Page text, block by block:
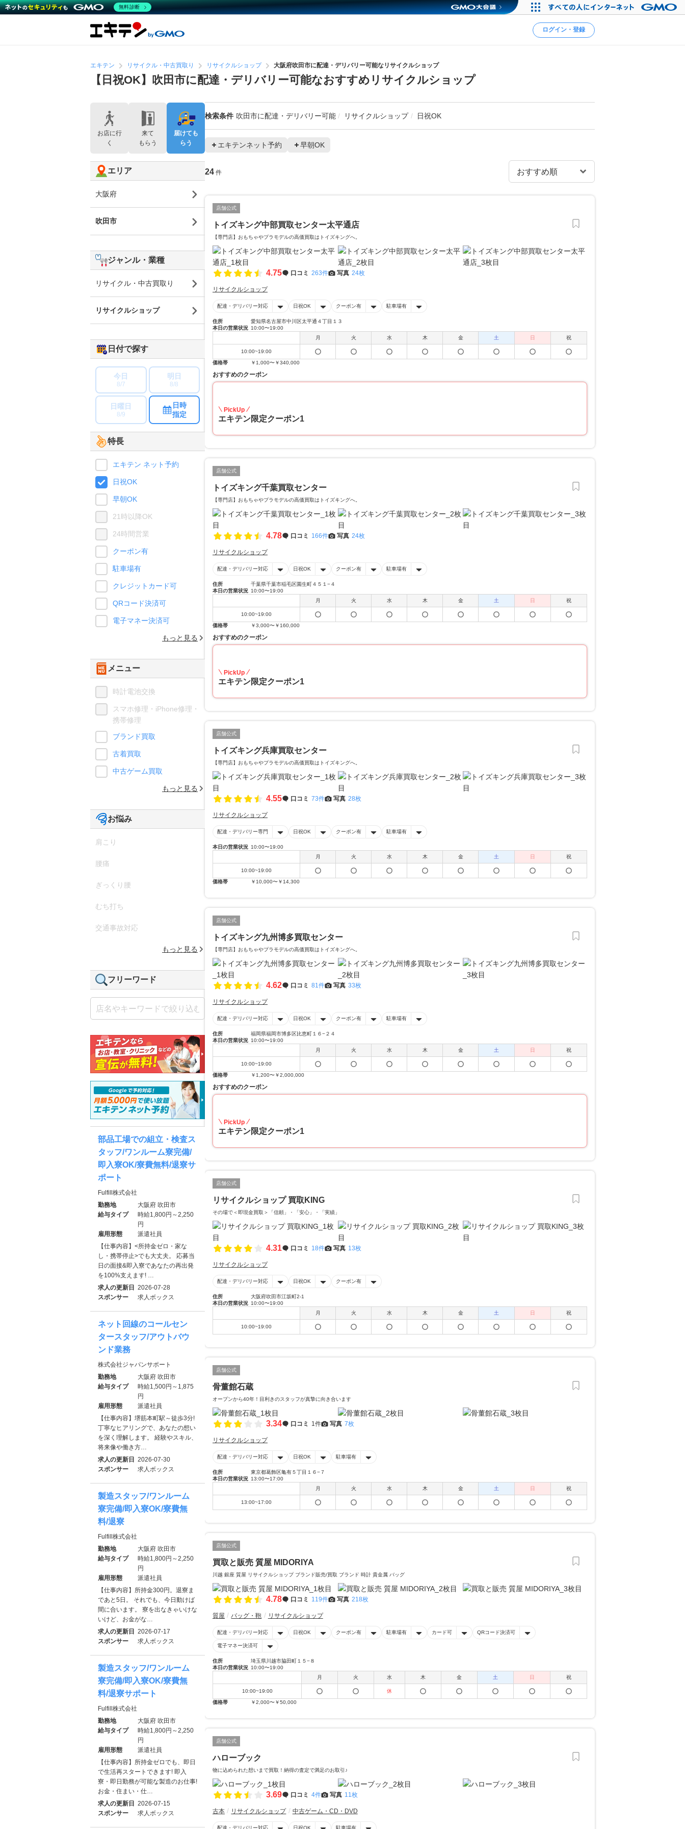
ログイン・登録
エキテン リサイクル・中古買取り リサイクルショップ 大阪府吹田市に配達・デリバリー可能なリサイクルショップ
【日祝OK】吹田市に配達・デリバリー可能なおすすめリサイクルショップ
検索条件 吹田市に配達・デリバリー可能 リサイクルショップ 日祝OK
エキテンネット予約 早朝OK
24 件
店舗公式
トイズキング中部買取センター太平通店
【専門店】おもちゃやプラモデルの高価買取はトイズキングへ。‎
4.75 口コミ 263件 写真 24枚
リサイクルショップ
配達・デリバリー対応 日祝OK クーポン有 駐車場有
住所
愛知県名古屋市中川区太平通４丁目１３
本日の営業状況 10:00〜19:00
月
火 水 木 金 土 日 祝
10:00~19:00
価格帯
￥1,000〜￥340,000
おすすめのクーポン
PickUp
エキテン限定クーポン1
店舗公式
トイズキング千葉買取センター
【専門店】おもちゃやプラモデルの高価買取はトイズキングへ。‎
4.78 口コミ 166件 写真 24枚
リサイクルショップ
配達・デリバリー対応 日祝OK クーポン有 駐車場有
住所
千葉県千葉市稲毛区園生町４５１−４
本日の営業状況 10:00〜19:00
月
火 水 木 金 土 日 祝
10:00~19:00
価格帯
￥3,000〜￥160,000
おすすめのクーポン
PickUp
エキテン限定クーポン1
店舗公式
トイズキング兵庫買取センター
【専門店】おもちゃやプラモデルの高価買取はトイズキングへ。‎
4.55 口コミ 73件 写真 28枚
リサイクルショップ
配達・デリバリー専門 日祝OK クーポン有 駐車場有
本日の営業状況 10:00〜19:00
月
火 水 木 金 土 日 祝
10:00~19:00
価格帯
￥10,000〜￥14,300
店舗公式
トイズキング九州博多買取センター
【専門店】おもちゃやプラモデルの高価買取はトイズキングへ。‎
4.62 口コミ 81件 写真 33枚
リサイクルショップ
配達・デリバリー対応 日祝OK クーポン有 駐車場有
住所
福岡県福岡市博多区比恵町１６−２４
本日の営業状況 10:00〜19:00
月
火 水 木 金 土 日 祝
10:00~19:00
価格帯
￥1,200〜￥2,000,000
おすすめのクーポン
PickUp
エキテン限定クーポン1
店舗公式
リサイクルショップ 買取KING
その場で＜即現金買取＞「信頼」・「安心」・「実績」
4.31 口コミ 18件 写真 13枚
リサイクルショップ
配達・デリバリー対応 日祝OK クーポン有
住所
大阪府吹田市江坂町2-1
本日の営業状況 10:00〜19:00
月
火 水 木 金 土 日 祝
10:00~19:00
店舗公式
骨董館石蔵
オープンから40年！目利きのスタッフが真摯に向き合います
3.34 口コミ 1件 写真 7枚
リサイクルショップ
配達・デリバリー対応 日祝OK 駐車場有
住所
東京都葛飾区亀有５丁目１６−７
本日の営業状況 13:00〜17:00
月
火 水 木 金 土 日 祝
13:00~17:00
店舗公式
買取と販売 質屋 MIDORIYA
川越 銀座 質屋 リサイクルショップ ブランド販売/買取 ブランド 時計 貴金属 バッグ
4.78 口コミ 119件 写真 218枚
質屋 バッグ・鞄 リサイクルショップ
配達・デリバリー対応 日祝OK クーポン有 駐車場有 カード可 QRコード決済可
電子マネー決済可
住所
埼玉県川越市脇田町１５−８
本日の営業状況 10:00〜19:00
月
火 水 木 金 土 日 祝
10:00~19:00
休
価格帯
￥2,000〜￥50,000
店舗公式
ハローブック
物に込められた想いまで買取！納得の査定で満足のお取引♪
3.69 口コミ 4件 写真 11枚
古本 リサイクルショップ 中古ゲーム・CD・DVD
配達・デリバリー対応 日祝OK 駐車場有
お店に行
く
来て
もらう
届けても
らう
エリア
大阪府
吹田市
ジャンル・業種
リサイクル・中古買取り
リサイクルショップ
日付で探す
今日
8/7
明日
8/8
日曜日
8/9
日時
指定
特長
エキテン ネット予約
日祝OK
早朝OK
21時以降OK
24時間営業
クーポン有
駐車場有
クレジットカード可
QRコード決済可
電子マネー決済可
もっと見る
メニュー
時計電池交換
スマホ修理・iPhone修理・
携帯修理
ブランド買取
古着買取
中古ゲーム買取
もっと見る
お悩み
肩こり
腰痛
ぎっくり腰
むち打ち
交通事故対応
もっと見る
フリーワード
部品工場での組立・検査ス
タッフ/ワンルーム寮完備/
即入寮OK/寮費無料/退寮サ
ポート
Fulfill株式会社
勤務地
大阪府 吹田市
給与タイプ
時給1,800円～2,250
円
雇用形態
派遣社員
【仕事内容】<所持金ゼロ・家な
し・携帯停止>でも大丈夫。 応募当
日の面接&即入寮であなたの再出発
を100%支えます! …
求人の更新日
2026-07-28
スポンサー
求人ボックス
ネット回線のコールセン
タースタッフ/アウトバウ
ンド業務
株式会社ジャパンサポート
勤務地
大阪府 吹田市
給与タイプ
時給1,500円～1,875
円
雇用形態
派遣社員
【仕事内容】堺筋本町駅～徒歩3分!
丁寧なヒアリングで、あなたの想い
を深く理解します。 経験やスキル、
将来像や働き方…
求人の更新日
2026-07-30
スポンサー
求人ボックス
製造スタッフ/ワンルーム
寮完備/即入寮OK/寮費無
料/退寮
Fulfill株式会社
勤務地
大阪府 吹田市
給与タイプ
時給1,800円～2,250
円
雇用形態
派遣社員
【仕事内容】所持金300円。退寮ま
であと5日。 それでも、今日動けば
間に合います。 寮を出なきゃいけな
いけど、お金がな…
求人の更新日
2026-07-17
スポンサー
求人ボックス
製造スタッフ/ワンルーム
寮完備/即入寮OK/寮費無
料/退寮サポート
Fulfill株式会社
勤務地
大阪府 吹田市
給与タイプ
時給1,800円～2,250
円
雇用形態
派遣社員
【仕事内容】所持金ゼロでも、即日
で生活再スタートできます! 即入
寮・即日勤務が可能な製造のお仕事!
お金・住まい・仕…
求人の更新日
2026-07-15
スポンサー
求人ボックス
無料診断